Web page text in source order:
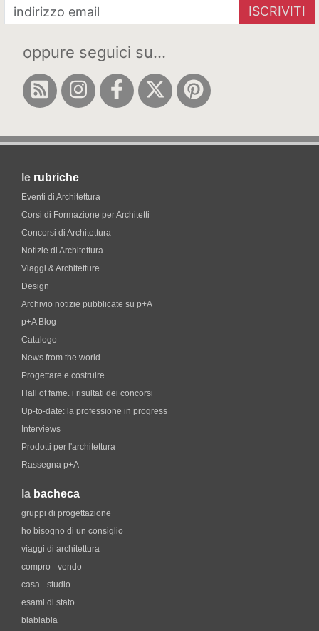
ISCRIVITI
oppure seguici su...
le rubriche
Eventi di Architettura
Corsi di Formazione per Architetti
Concorsi di Architettura
Notizie di Architettura
Viaggi & Architetture
Design
Archivio notizie pubblicate su p+A
p+A Blog
Catalogo
News from the world
Progettare e costruire
Hall of fame. i risultati dei concorsi
Up-to-date: la professione in progress
Interviews
Prodotti per l'architettura
Rassegna p+A
la bacheca
gruppi di progettazione
ho bisogno di un consiglio
viaggi di architettura
compro - vendo
casa - studio
esami di stato
blablabla